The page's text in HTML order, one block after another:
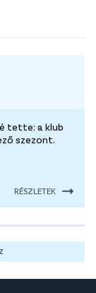
tette: a klub
szezont.
RÉSZLETEK